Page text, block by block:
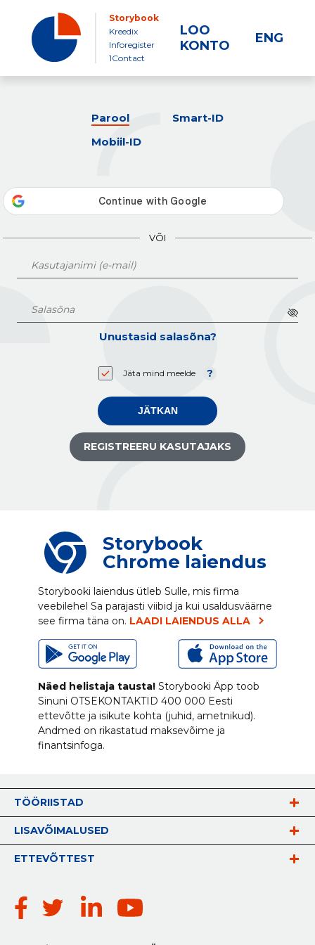
Storybook
Kreedix
Inforegister
1Contact
LOO
KONTO
ENG
Parool
Smart-ID
Mobiil-ID
VÕI
Unustasid salasõna?
Jäta mind meelde
JÄTKAN
REGISTREERU KASUTAJAKS
Storybook
Chrome laiendus
Storybooki laiendus ütleb Sulle, mis firma
veebilehel Sa parajasti viibid ja kui usaldusväärne
see firma täna on. LAADI LAIENDUS ALLA
Näed helistaja tausta! Storybooki Äpp toob
Sinuni OTSEKONTAKTID 400 000 Eesti
ettevõtte ja isikute kohta (juhid, ametnikud).
Andmed on rikastatud maksevõime ja
finantsinfoga.
TÖÖRIISTAD
LISAVÕIMALUSED
ETTEVÕTTEST